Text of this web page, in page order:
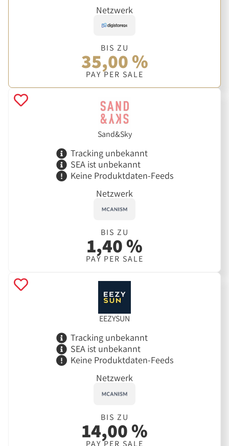
Netzwerk
BIS ZU
35,00 %
PAY PER SALE
Sand&Sky
Tracking unbekannt
SEA ist unbekannt
Keine Produktdaten-Feeds
Netzwerk
BIS ZU
1,40 %
PAY PER SALE
EEZYSUN
Tracking unbekannt
SEA ist unbekannt
Keine Produktdaten-Feeds
Netzwerk
BIS ZU
14,00 %
PAY PER SALE